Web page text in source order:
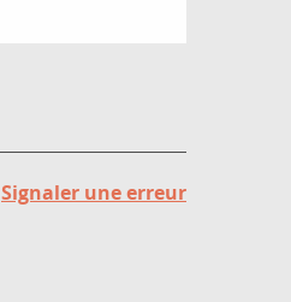
Signaler une erreur